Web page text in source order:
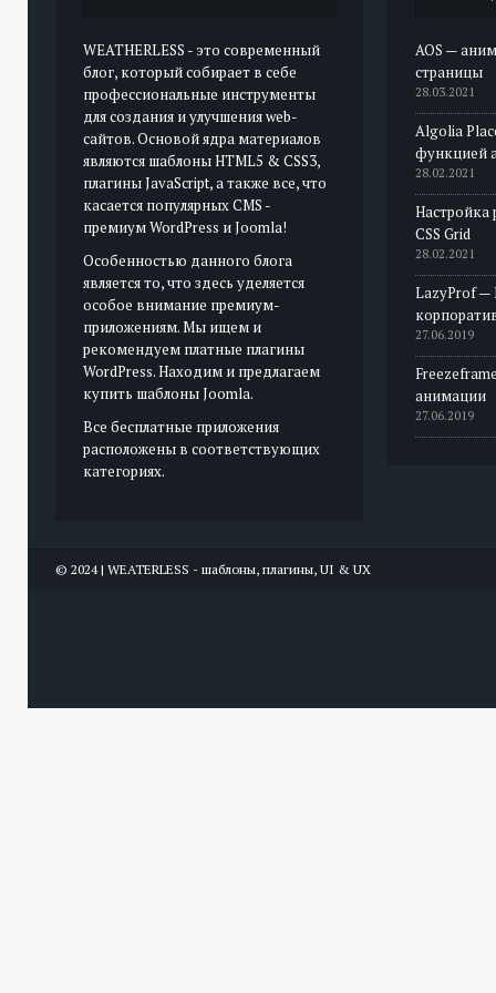
WEATHERLESS - это современный
блог, который собирает в себе
профессиональные инструменты
для создания и улучшения web-
сайтов. Основой ядра материалов
являются шаблоны HTML5 & CSS3,
плагины JavaScript, а также все, что
касается популярных CMS -
премиум WordPress и Joomla!
Особенностью данного блога
является то, что здесь уделяется
особое внимание премиум-
приложениям. Мы ищем и
рекомендуем платные плагины
WordPress. Находим и предлагаем
купить шаблоны Joomla.
Все бесплатные приложения
расположены в соответствующих
категориях.
AOS —
страницы
28.03.2021
Algolia
функцией
28.02.2021
Настройка
CSS Grid
28.02.2021
LazyProf —
27.06.2019
анимации
27.06.2019
© 2024 | WEATERLESS - шаблоны, плагины, UI & UX